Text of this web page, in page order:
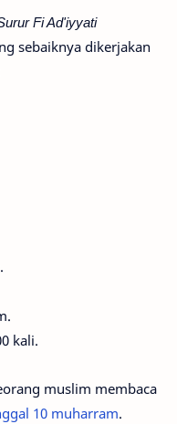
Fi Ad'iyyati
sebaiknya dikerjakan
kali.
muslim membaca
10 muharram.